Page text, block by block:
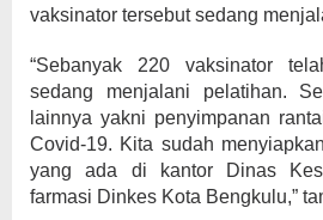
vaksinator tersebut sedang
“Sebanyak 220 vaksinator
sedang menjalani pelatihan.
lainnya yakni penyimpanan
Covid-19. Kita sudah
yang ada di kantor Dinas
farmasi Dinkes Kota Bengkulu,”